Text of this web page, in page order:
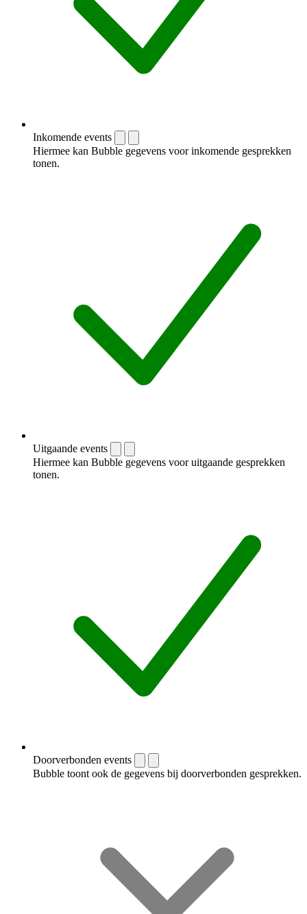
Inkomende events
Hiermee kan Bubble gegevens voor inkomende gesprekken
tonen.
Uitgaande events
Hiermee kan Bubble gegevens voor uitgaande gesprekken
tonen.
Doorverbonden events
Bubble toont ook de gegevens bij doorverbonden gesprekken.